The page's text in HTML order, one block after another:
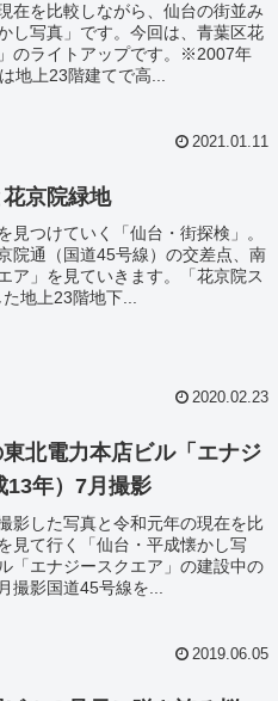
在を比較しながら、仙台の街並み
し写真」です。今回は、青葉区花
のライトアップです。※2007年
地上23階建てで高...
2021.01.11
京院緑地
つけていく「仙台・街探検」。
院通（国道45号線）の交差点、南
ア」を見ていきます。「花京院ス
地上23階地下...
2020.02.23
北電力本店ビル「エナジ
13年）7月撮影
影した写真と令和元年の現在を比
見て行く「仙台・平成懐かし写
「エナジースクエア」の建設中の
撮影国道45号線を...
2019.06.05